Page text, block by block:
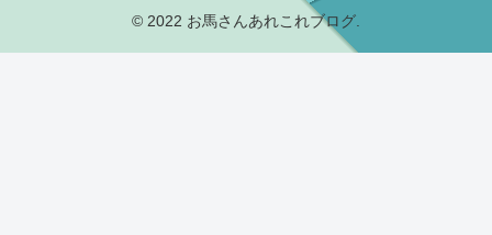
© 2022 お馬さんあれこれブログ.